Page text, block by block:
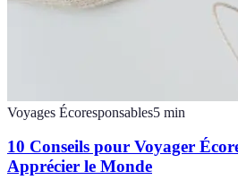
Voyages Écoresponsables5 min
10 Conseils pour Voyager
Apprécier le Monde